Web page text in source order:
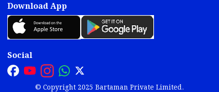
Download App
Social
© Copyright 2025 Bartaman Private Limited.